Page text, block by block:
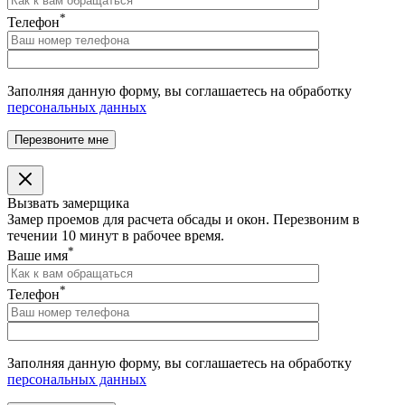
Телефон*
Заполняя данную форму, вы соглашаетесь на обработку
персональных данных
Вызвать замерщика
Замер проемов для расчета обсады и окон. Перезвоним в
течении 10 минут в рабочее время.
Ваше имя*
Телефон*
Заполняя данную форму, вы соглашаетесь на обработку
персональных данных